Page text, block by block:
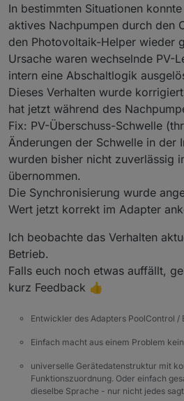
In bestimmten Situationen
aktives Nachpumpen durch den
den Photovoltaik-Helper wieder
Ursache waren wechselnde PV-
intern eine Abschaltlogik
Dieses Verhalten wurde
hat jetzt während des
Fix: PV-Überschuss-Schwelle
Änderungen der Schwelle in der
wurden bisher nicht zuverlässig
übernommen.
Die Synchronisierung wurde
Wert jetzt korrekt im Adapter
Ich beobachte das Verhalten
Betrieb.
Falls euch noch etwas auffällt,
kurz Feedback 👍
Entwickler des Adapters PoolControl
Einfach macht aus einem Problem
universelle Gerätedatenstruktur mit
Funktionszuordnung. Oder einfach
dieselbe Sprache - nur nicht jedes